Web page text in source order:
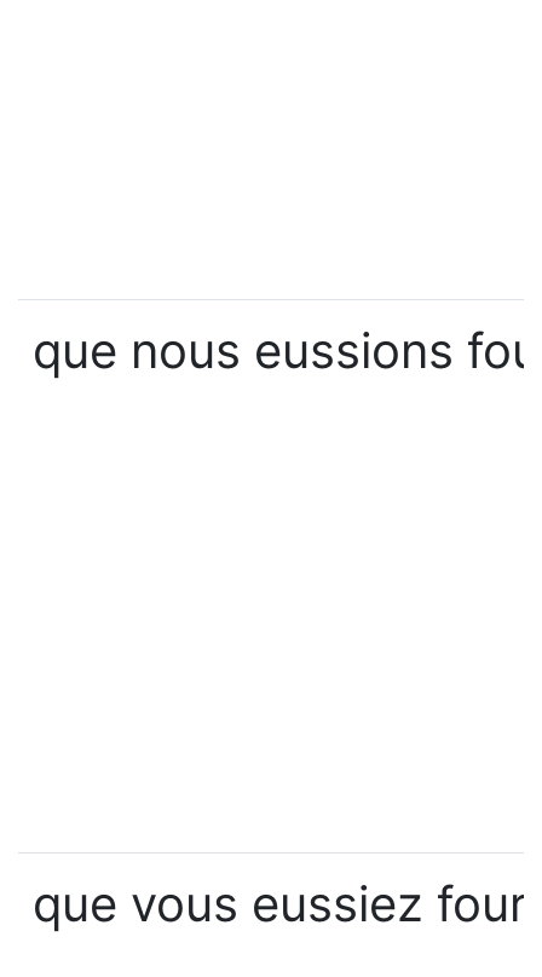
que nous eussions
que vous eussiez